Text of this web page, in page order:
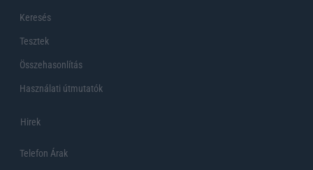
Keresés
Tesztek
Összehasonlítás
Használati útmutatók
Hirek
Telefon Árak